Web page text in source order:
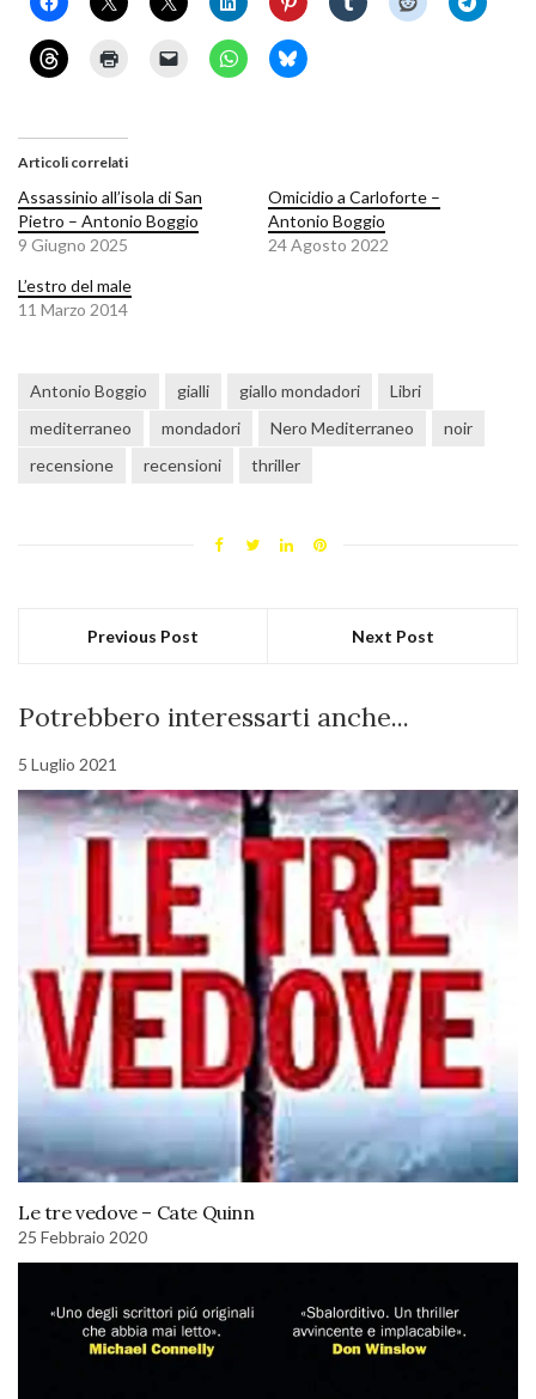
Articoli correlati
Assassinio all’isola di San
Pietro – Antonio Boggio
9 Giugno 2025
Omicidio a Carloforte –
Antonio Boggio
24 Agosto 2022
L’estro del male
11 Marzo 2014
Antonio Boggio gialli giallo mondadori
Libri
mediterraneo
mondadori Nero Mediterraneo
noir
recensione
recensioni thriller
Previous Post Next Post
Potrebbero interessarti anche...
5 Luglio 2021
Le tre vedove – Cate Quinn
25 Febbraio 2020